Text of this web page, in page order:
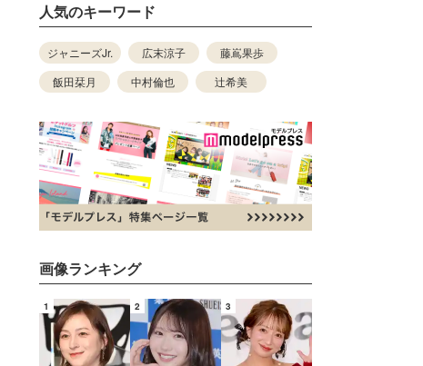
人気のキーワード
ジャニーズJr. 広末涼子
藤嶌果歩
飯田栞月
中村倫也 辻希美
画像ランキング
1 2 3